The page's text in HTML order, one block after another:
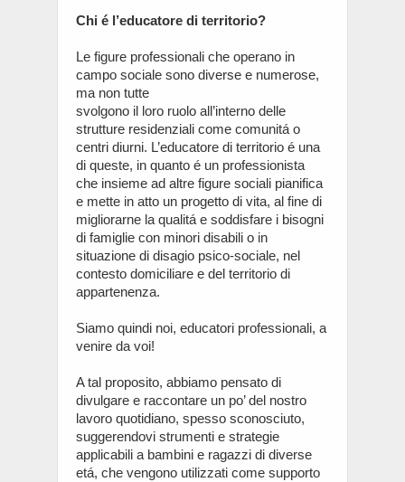
Chi é l’educatore di territorio?
Le figure professionali che operano in
campo sociale sono diverse e numerose,
ma non tutte
svolgono il loro ruolo all’interno delle
strutture residenziali come comunitá o
centri diurni. L’educatore di territorio é una
di queste, in quanto é un professionista
che insieme ad altre figure sociali pianifica
e mette in atto un progetto di vita, al fine di
migliorarne la qualitá e soddisfare i bisogni
di famiglie con minori disabili o in
situazione di disagio psico-sociale, nel
contesto domiciliare e del territorio di
appartenenza.
Siamo quindi noi, educatori professionali, a
venire da voi!
A tal proposito, abbiamo pensato di
divulgare e raccontare un po’ del nostro
lavoro quotidiano, spesso sconosciuto,
suggerendovi strumenti e strategie
applicabili a bambini e ragazzi di diverse
etá, che vengono utilizzati come supporto